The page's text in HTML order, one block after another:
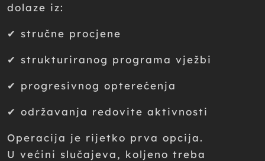
dolaze iz:
✔ stručne procjene
✔ strukturiranog programa vježbi
✔ progresivnog opterećenja
✔ održavanja redovite aktivnosti
Operacija je rijetko prva opcija.
U većini slučajeva, koljeno treba